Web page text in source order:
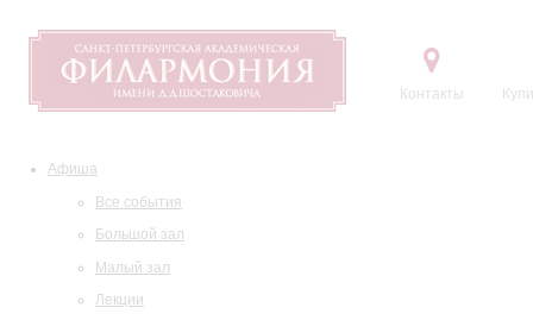
Контакты
Афиша
Все события
Большой зал
Малый зал
Лекции